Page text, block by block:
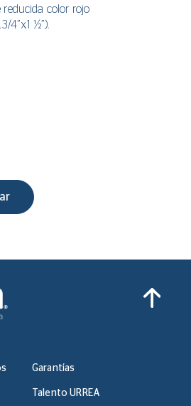
reducida color rojo
4”x1 ½”).
Garantías
Talento URREA